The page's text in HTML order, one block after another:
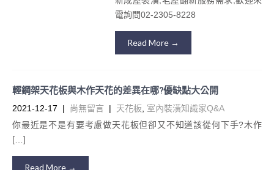
電詢問02-2305-8228
Read More →
輕鋼架天花板與木作天花的差異在哪?優缺點大公開
2021-12-17 | 尚無留言 | 天花板
室內裝潢知識家Q&A
你最近是不是有要考慮做天花板但卻又不知道該從何下手?木作
[…]
Read More →